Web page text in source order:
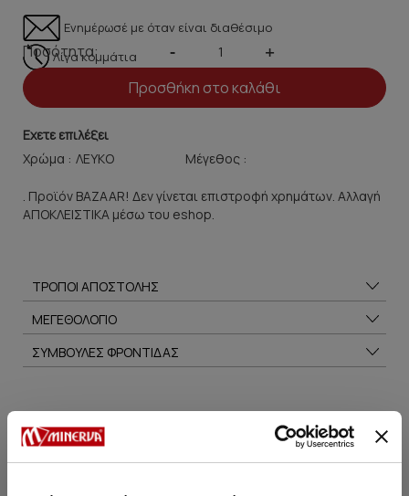
Ενημέρωσέ με όταν είναι διαθέσιμο
Λίγα κομμάτια
Ποσότητα: - +
Προσθήκη στο καλάθι
Εχετε επιλέξει
Χρώμα :
Μέγεθος :
. Προϊόν BAZAAR! Δεν γίνεται επιστροφή χρημάτων. Αλλαγή
ΑΠΟΚΛΕΙΣΤΙΚΑ μέσω του eshop.
ΤΡΟΠΟΙ ΑΠΟΣΤΟΛΗΣ
ΜΕΓΕΘΟΛΟΓΙΟ
ΣΥΜΒΟΥΛΕΣ ΦΡΟΝΤΙΔΑΣ
Μπορεί να σου αρέσει επίσης